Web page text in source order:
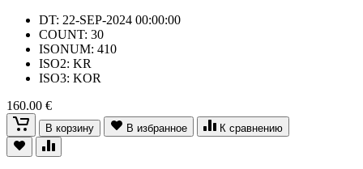
DT: 22-SEP-2024 00:00:00
COUNT: 30
ISONUM: 410
ISO2: KR
ISO3: KOR
160.00 €
В корзину В избранное К сравнению